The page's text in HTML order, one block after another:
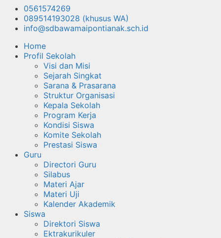
0561574269
089514193028 (khusus WA)
info@sdbawamaipontianak.sch.id
Home
Profil Sekolah
Visi dan Misi
Sejarah Singkat
Sarana & Prasarana
Struktur Organisasi
Kepala Sekolah
Program Kerja
Kondisi Siswa
Komite Sekolah
Prestasi Siswa
Guru
Directori Guru
Silabus
Materi Ajar
Materi Uji
Kalender Akademik
Siswa
Direktori Siswa
Ektrakurikuler